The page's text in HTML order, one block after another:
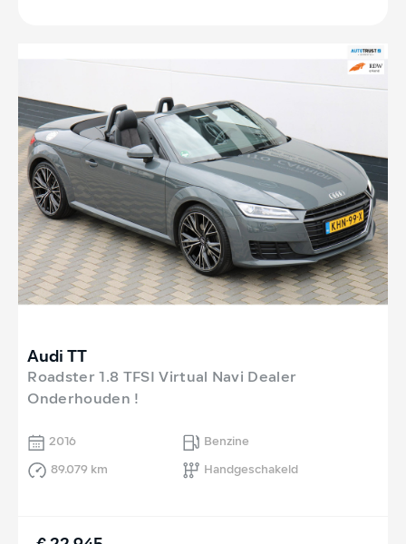
Audi TT
Roadster 1.8 TFSI Virtual Navi Dealer
Onderhouden !
2016
Benzine
89.079 km
Handgeschakeld